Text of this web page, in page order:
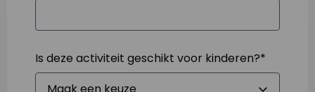
Is deze activiteit geschikt voor kinderen?*